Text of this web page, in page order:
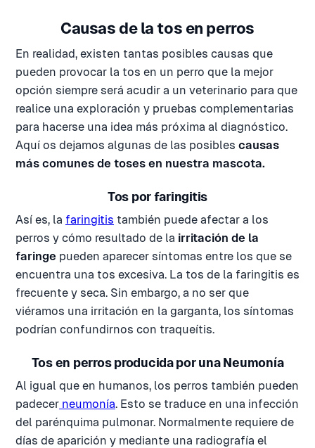
Causas de la tos en perros
En realidad, existen tantas posibles causas que
pueden provocar la tos en un perro que la mejor
opción siempre será acudir a un veterinario para que
realice una exploración y pruebas complementarias
para hacerse una idea más próxima al diagnóstico.
Aquí os dejamos algunas de las posibles causas
más comunes de toses en nuestra mascota.
Tos por faringitis
Así es, la faringitis también puede afectar a los
perros y cómo resultado de la irritación de la
faringe pueden aparecer síntomas entre los que se
encuentra una tos excesiva. La tos de la faringitis es
frecuente y seca. Sin embargo, a no ser que
viéramos una irritación en la garganta, los síntomas
podrían confundirnos con traqueítis.
Tos en perros producida por una Neumonía
Al igual que en humanos, los perros también pueden
padecer neumonía. Esto se traduce en una infección
del parénquima pulmonar. Normalmente requiere de
días de aparición y mediante una radiografía el